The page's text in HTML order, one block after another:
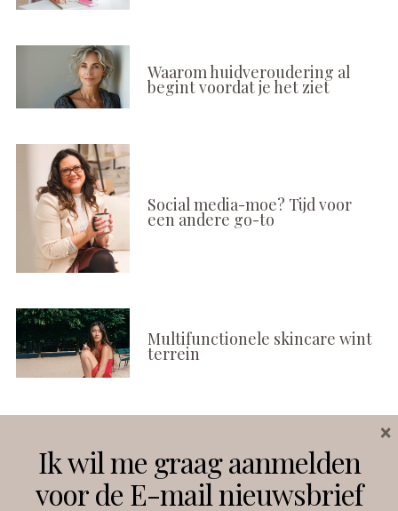
Waarom huidveroudering al
begint voordat je het ziet
Social media-moe? Tijd voor
een andere go-to
Multifunctionele skincare wint
terrein
Instagram Facebook
Ik wil me graag aanmelden
voor de E-mail nieuwsbrief
×